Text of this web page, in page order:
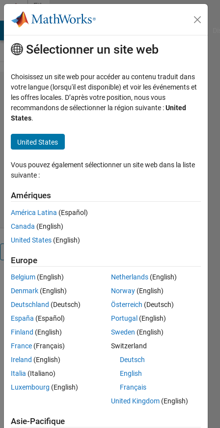
Passer au contenu
File
Exchange
ORTHPOLYFIT,
ORTHPOLYVAL
Direct transform of multivariate series to a
polynomial domain by the Gaussian
Ingo Löhken
8 avr. 2016
This toolbox
supports the
transform of
multivariate
fourier series
expansion
for a given
polynomials
quadrature
Sélectionner un site web
Choisissez un site web pour accéder au contenu traduit dans
votre langue (lorsqu'il est disponible) et voir les événements et
les offres locales. D’après votre position, nous vous
recommandons de sélectionner la région suivante :United
States.
United States
Vous pouvez également sélectionner un site web dans la liste
suivante :
Amériques
América Latina (Español)
Canada (English)
United States (English)
Europe
Belgium (English)
Denmark (English)
Deutschland (Deutsch)
España (Español)
Finland (English)
France (Français)
Ireland (English)
Italia (Italiano)
Luxembourg (English)
Netherlands (English)
Norway (English)
Österreich (Deutsch)
Portugal (English)
Sweden (English)
Switzerland
Deutsch
English
Français
United Kingdom (English)
Asie-Pacifique